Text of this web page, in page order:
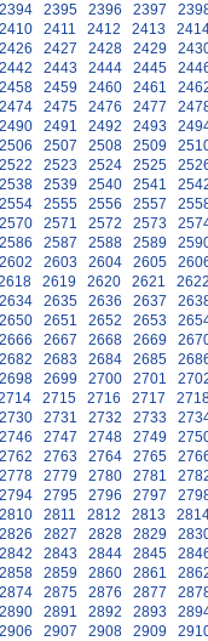
2394 2395 2396 2397
2410 2411 2412 2413
2426 2427 2428 2429
2442 2443 2444 2445
2458 2459 2460 2461
2474 2475 2476 2477
2490 2491 2492 2493
2506 2507 2508 2509
2522 2523 2524 2525
2538 2539 2540 2541
2554 2555 2556 2557
2570 2571 2572 2573
2586 2587 2588 2589
2602 2603 2604 2605
2619 2620 2621
2634 2635 2636 2637
2650 2651 2652 2653
2666 2667 2668 2669
2682 2683 2684 2685
2698 2699 2700 2701
2715 2716 2717
2730 2731 2732 2733
2746 2747 2748 2749
2762 2763 2764 2765
2778 2779 2780 2781
2794 2795 2796 2797
2810 2811 2812 2813
2826 2827 2828 2829
2842 2843 2844 2845
2858 2859 2860 2861
2874 2875 2876 2877
2890 2891 2892 2893
2906 2907 2908 2909